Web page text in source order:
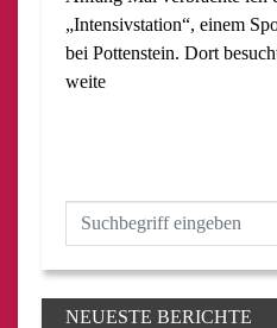
„Intensivstation“, einem
bei Pottenstein. Dort
weite
NEUESTE BERICHTE